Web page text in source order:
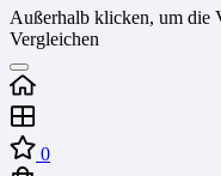
Außerhalb klicken, um die
Vergleichen
0